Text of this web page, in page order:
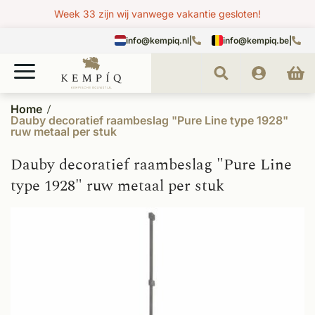
Week 33 zijn wij vanwege vakantie gesloten!
info@kempiq.nl info@kempiq.be
Home
Dauby decoratief raambeslag "Pure Line type 1928"
ruw metaal per stuk
Dauby decoratief raambeslag "Pure Line
type 1928" ruw metaal per stuk